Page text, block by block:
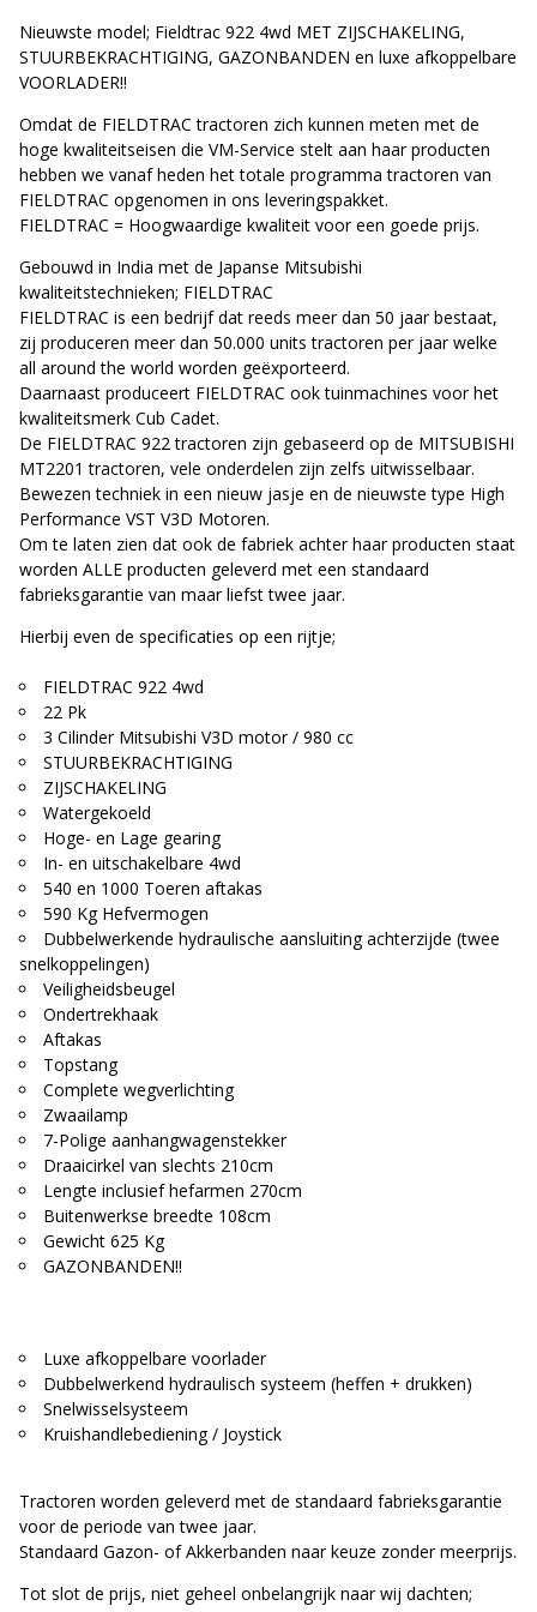
Nieuwste model; Fieldtrac 922 4wd MET ZIJSCHAKELING,
STUURBEKRACHTIGING, GAZONBANDEN en luxe afkoppelbare
VOORLADER!!
Omdat de FIELDTRAC tractoren zich kunnen meten met de
hoge kwaliteitseisen die VM-Service stelt aan haar producten
hebben we vanaf heden het totale programma tractoren van
FIELDTRAC opgenomen in ons leveringspakket.
FIELDTRAC = Hoogwaardige kwaliteit voor een goede prijs.
Gebouwd in India met de Japanse Mitsubishi
kwaliteitstechnieken; FIELDTRAC
FIELDTRAC is een bedrijf dat reeds meer dan 50 jaar bestaat,
zij produceren meer dan 50.000 units tractoren per jaar welke
all around the world worden geëxporteerd.
Daarnaast produceert FIELDTRAC ook tuinmachines voor het
kwaliteitsmerk Cub Cadet.
De FIELDTRAC 922 tractoren zijn gebaseerd op de MITSUBISHI
MT2201 tractoren, vele onderdelen zijn zelfs uitwisselbaar.
Bewezen techniek in een nieuw jasje en de nieuwste type High
Performance VST V3D Motoren.
Om te laten zien dat ook de fabriek achter haar producten staat
worden ALLE producten geleverd met een standaard
fabrieksgarantie van maar liefst twee jaar.
Hierbij even de specificaties op een rijtje;
FIELDTRAC 922 4wd
22 Pk
3 Cilinder Mitsubishi V3D motor / 980 cc
STUURBEKRACHTIGING
ZIJSCHAKELING
Watergekoeld
Hoge- en Lage gearing
In- en uitschakelbare 4wd
540 en 1000 Toeren aftakas
590 Kg Hefvermogen
Dubbelwerkende hydraulische aansluiting achterzijde (twee
snelkoppelingen)
Veiligheidsbeugel
Ondertrekhaak
Aftakas
Topstang
Complete wegverlichting
Zwaailamp
7-Polige aanhangwagenstekker
Draaicirkel van slechts 210cm
Lengte inclusief hefarmen 270cm
Buitenwerkse breedte 108cm
Gewicht 625 Kg
GAZONBANDEN!!
Luxe afkoppelbare voorlader
Dubbelwerkend hydraulisch systeem (heffen + drukken)
Snelwisselsysteem
Kruishandlebediening / Joystick
Tractoren worden geleverd met de standaard fabrieksgarantie
voor de periode van twee jaar.
Standaard Gazon- of Akkerbanden naar keuze zonder meerprijs.
Tot slot de prijs, niet geheel onbelangrijk naar wij dachten;